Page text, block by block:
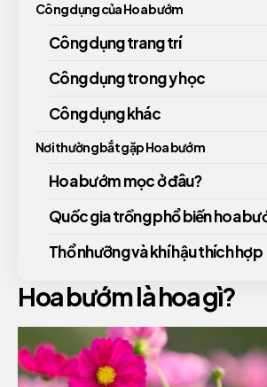
Công dụng của Hoa bướm
Công dụng trang trí
Công dụng trong y học
Công dụng khác
Nơi thường bắt gặp Hoa bướm
Hoa bướm mọc ở đâu?
Quốc gia trồng phổ biến hoa
Thổ nhưỡng và khí hậu thích hợp
Hoa bướm là hoa gì?